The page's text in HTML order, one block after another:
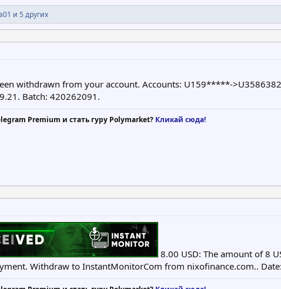
и 5 других
withdrawn from your account. Accounts: U159*****-
Batch: 420262091.
Premium и стать гуру Polymarket? Кликай сюда!
8.00 USD: The amount of 8
Withdraw to InstantMonitorCom from nixofinance.com..